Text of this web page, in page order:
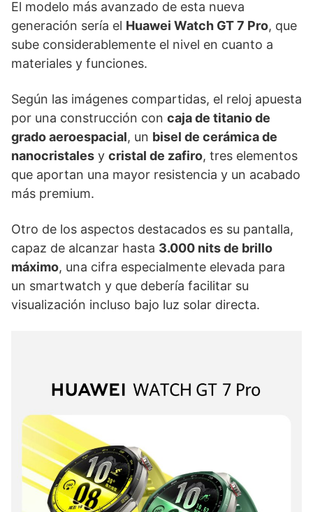
El modelo más avanzado de esta nueva
generación sería el Huawei Watch GT 7 Pro, que
sube considerablemente el nivel en cuanto a
materiales y funciones.
Según las imágenes compartidas, el reloj apuesta
por una construcción con caja de titanio de
grado aeroespacial, un bisel de cerámica de
nanocristales y cristal de zafiro, tres elementos
que aportan una mayor resistencia y un acabado
más premium.
Otro de los aspectos destacados es su pantalla,
capaz de alcanzar hasta 3.000 nits de brillo
máximo, una cifra especialmente elevada para
un smartwatch y que debería facilitar su
visualización incluso bajo luz solar directa.